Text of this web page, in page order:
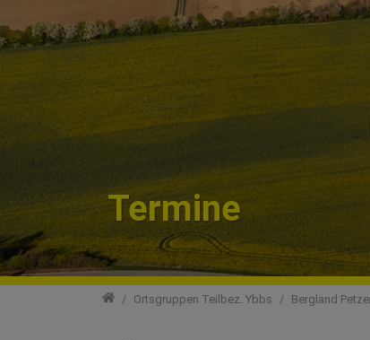
Termine
Teilbezirke
Ortsgruppen Teilbez. Ybbs Bergland